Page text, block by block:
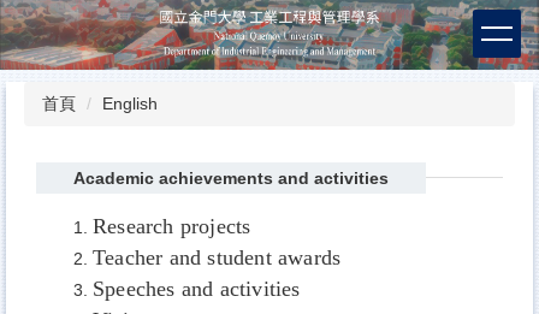
跳
主
首頁 English
Academic achievements and activities
Research projects
Teacher and student awards
Speeches and activities